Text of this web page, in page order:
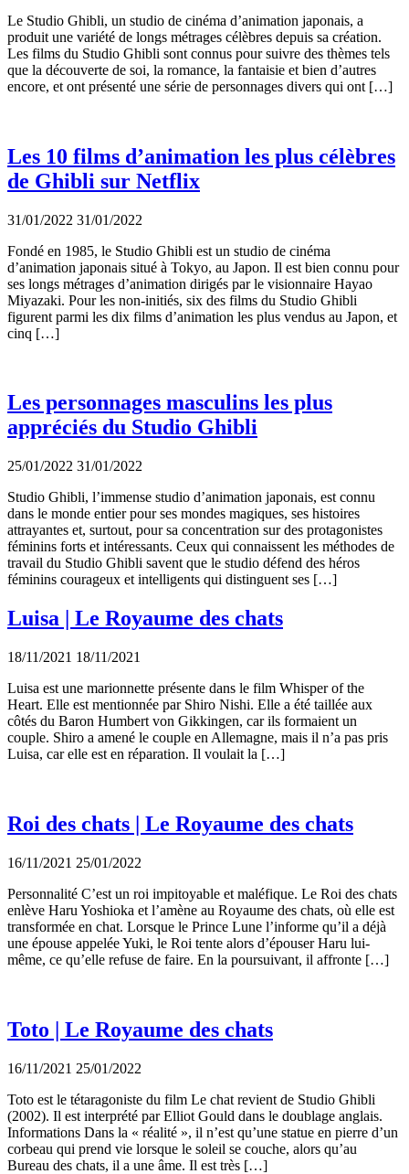
Le Studio Ghibli, un studio de cinéma d’animation japonais, a
produit une variété de longs métrages célèbres depuis sa création.
Les films du Studio Ghibli sont connus pour suivre des thèmes tels
que la découverte de soi, la romance, la fantaisie et bien d’autres
encore, et ont présenté une série de personnages divers qui ont […]
Les 10 films d’animation les plus célèbres
de Ghibli sur Netflix
31/01/2022 31/01/2022
Fondé en 1985, le Studio Ghibli est un studio de cinéma
d’animation japonais situé à Tokyo, au Japon. Il est bien connu pour
ses longs métrages d’animation dirigés par le visionnaire Hayao
Miyazaki. Pour les non-initiés, six des films du Studio Ghibli
figurent parmi les dix films d’animation les plus vendus au Japon, et
cinq […]
Les personnages masculins les plus
appréciés du Studio Ghibli
25/01/2022 31/01/2022
Studio Ghibli, l’immense studio d’animation japonais, est connu
dans le monde entier pour ses mondes magiques, ses histoires
attrayantes et, surtout, pour sa concentration sur des protagonistes
féminins forts et intéressants. Ceux qui connaissent les méthodes de
travail du Studio Ghibli savent que le studio défend des héros
féminins courageux et intelligents qui distinguent ses […]
Luisa | Le Royaume des chats
18/11/2021 18/11/2021
Luisa est une marionnette présente dans le film Whisper of the
Heart. Elle est mentionnée par Shiro Nishi. Elle a été taillée aux
côtés du Baron Humbert von Gikkingen, car ils formaient un
couple. Shiro a amené le couple en Allemagne, mais il n’a pas pris
Luisa, car elle est en réparation. Il voulait la […]
Roi des chats | Le Royaume des chats
16/11/2021 25/01/2022
Personnalité C’est un roi impitoyable et maléfique. Le Roi des chats
enlève Haru Yoshioka et l’amène au Royaume des chats, où elle est
transformée en chat. Lorsque le Prince Lune l’informe qu’il a déjà
une épouse appelée Yuki, le Roi tente alors d’épouser Haru lui-
même, ce qu’elle refuse de faire. En la poursuivant, il affronte […]
Toto | Le Royaume des chats
16/11/2021 25/01/2022
Toto est le tétaragoniste du film Le chat revient de Studio Ghibli
(2002). Il est interprété par Elliot Gould dans le doublage anglais.
Informations Dans la « réalité », il n’est qu’une statue en pierre d’un
corbeau qui prend vie lorsque le soleil se couche, alors qu’au
Bureau des chats, il a une âme. Il est très […]